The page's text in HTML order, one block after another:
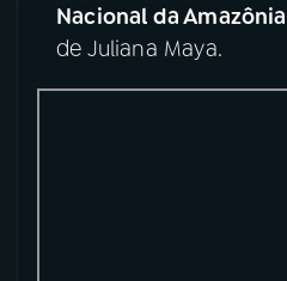
TikTok
Nacional da Amazônia
de Juliana Maya.